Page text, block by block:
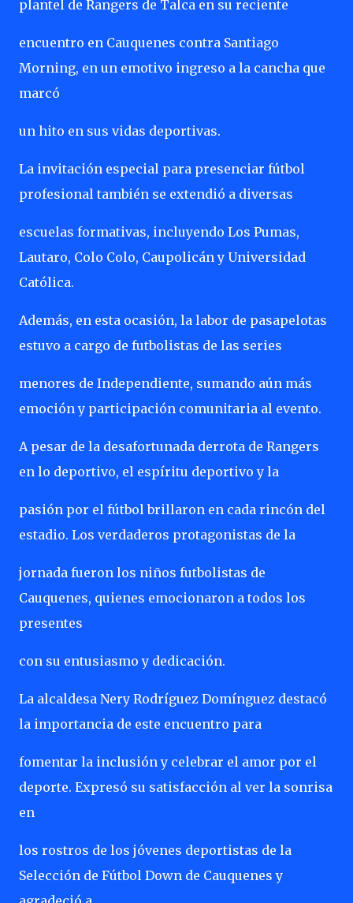
plantel de Rangers de Talca en su reciente
encuentro en Cauquenes contra Santiago
Morning, en un emotivo ingreso a la cancha que
marcó
un hito en sus vidas deportivas.
La invitación especial para presenciar fútbol
profesional también se extendió a diversas
escuelas formativas, incluyendo Los Pumas,
Lautaro, Colo Colo, Caupolicán y Universidad
Católica.
Además, en esta ocasión, la labor de pasapelotas
estuvo a cargo de futbolistas de las series
menores de Independiente, sumando aún más
emoción y participación comunitaria al evento.
A pesar de la desafortunada derrota de Rangers
en lo deportivo, el espíritu deportivo y la
pasión por el fútbol brillaron en cada rincón del
estadio. Los verdaderos protagonistas de la
jornada fueron los niños futbolistas de
Cauquenes, quienes emocionaron a todos los
presentes
con su entusiasmo y dedicación.
La alcaldesa Nery Rodríguez Domínguez destacó
la importancia de este encuentro para
fomentar la inclusión y celebrar el amor por el
deporte. Expresó su satisfacción al ver la sonrisa
en
los rostros de los jóvenes deportistas de la
Selección de Fútbol Down de Cauquenes y